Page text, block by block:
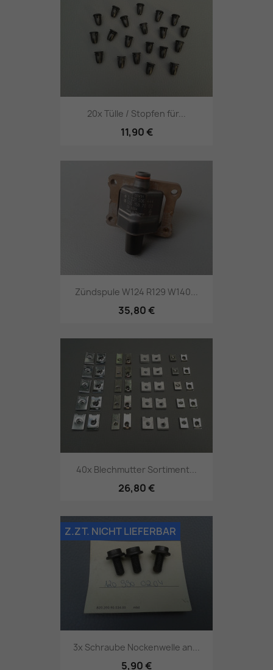
20x Tülle / Stopfen für...
11,90 €
Zündspule W124 R129 W140...
35,80 €
40x Blechmutter Sortiment...
26,80 €
3x Schraube Nockenwelle an...
5,90 €
Z.ZT. NICHT LIEFERBAR